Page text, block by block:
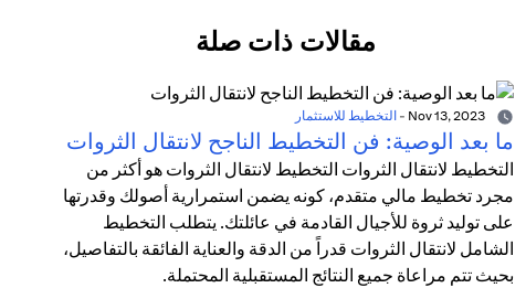
مقالات ذات صلة
- التخطيط للاستثمار
ما بعد الوصية: فن التخطيط الناجح لانتقال الثروات
التخطيط لانتقال الثروات التخطيط لانتقال الثروات هو أكثر من
مجرد تخطيط مالي متقدم، كونه يضمن استمرارية أصولك وقدرتها
على توليد ثروة للأجيال القادمة في عائلتك. يتطلب التخطيط
الشامل لانتقال الثروات قدراً من الدقة والعناية الفائقة بالتفاصيل،
بحيث تتم مراعاة جميع النتائج المستقبلية المحتملة.